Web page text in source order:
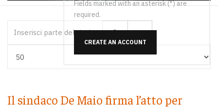
Fields marked with an asterisk (*) are
required.
CREATE AN ACCOUNT
Il sindaco De Maio firma l’atto per